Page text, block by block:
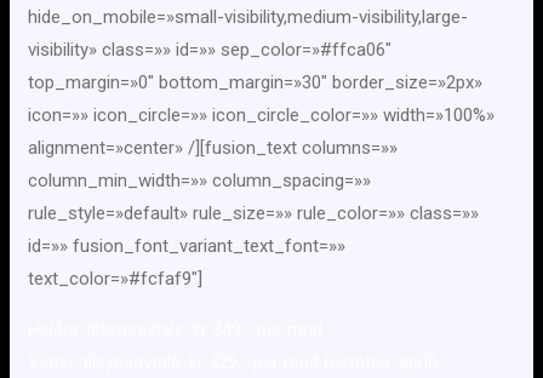
hide_on_mobile=»small-visibility,medium-visibility,large-
visibility» class=»» id=»» sep_color=»#ffca06″
top_margin=»0″ bottom_margin=»30″ border_size=»2px»
icon=»» icon_circle=»» icon_circle_color=»» width=»100%»
alignment=»center» /][fusion_text columns=»»
column_min_width=»» column_spacing=»»
rule_style=»default» rule_size=»» rule_color=»» class=»»
id=»» fusion_font_variant_text_font=»»
text_color=»#fcfaf9″]